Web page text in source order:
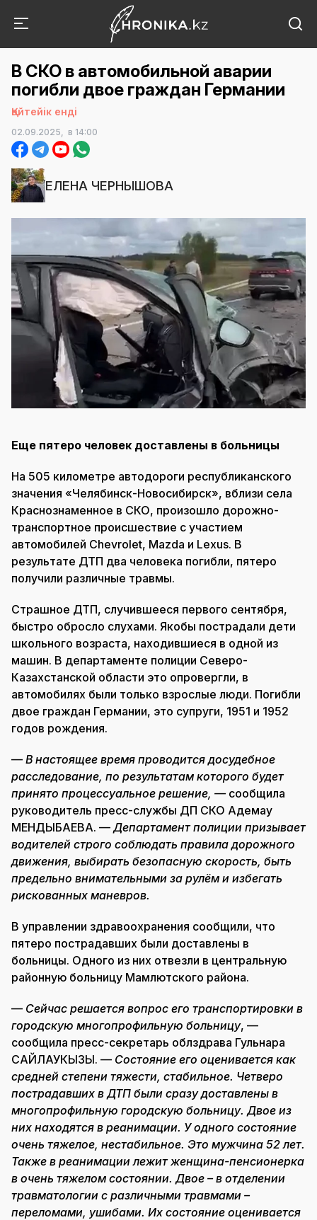
В СКО в автомобильной аварии
погибли двое граждан Германии
Қайтейік енді
02.09.2025, в 14:00
ЕЛЕНА ЧЕРНЫШОВА
Еще пятеро человек доставлены в больницы
На 505 километре автодороги республиканского
значения «Челябинск-Новосибирск», вблизи села
Краснознаменное в СКО, произошло дорожно-
транспортное происшествие с участием
автомобилей Chevrolet, Mazda и Lexus. В
результате ДТП два человека погибли, пятеро
получили различные травмы.
Страшное ДТП, случившееся первого сентября,
быстро обросло слухами. Якобы пострадали дети
школьного возраста, находившиеся в одной из
машин. В департаменте полиции Северо-
Казахстанской области это опровергли, в
автомобилях были только взрослые люди. Погибли
двое граждан Германии, это супруги, 1951 и 1952
годов рождения.
— В настоящее время проводится досудебное
расследование, по результатам которого будет
принято процессуальное решение, — сообщила
руководитель пресс-службы ДП СКО Адемау
МЕНДЫБАЕВА. — Департамент полиции призывает
водителей строго соблюдать правила дорожного
движения, выбирать безопасную скорость, быть
предельно внимательными за рулём и избегать
рискованных маневров.
В управлении здравоохранения сообщили, что
пятеро пострадавших были доставлены в
больницы. Одного из них отвезли в центральную
районную больницу Мамлютского района.
— Сейчас решается вопрос его транспортировки в
городскую многопрофильную больницу, —
сообщила пресс-секретарь облздрава Гульнара
САЙЛАУКЫЗЫ. — Состояние его оценивается как
средней степени тяжести, стабильное. Четверо
пострадавших в ДТП были сразу доставлены в
многопрофильную городскую больницу. Двое из
них находятся в реанимации. У одного состояние
очень тяжелое, нестабильное. Это мужчина 52 лет.
Также в реанимации лежит женщина-пенсионерка
в очень тяжелом состоянии. Двое – в отделении
травматологии с различными травмами –
переломами, ушибами. Их состояние оценивается